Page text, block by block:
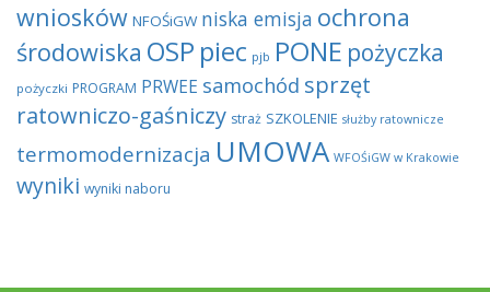
wniosków NFOŚiGW niska emisja ochrona
środowiska OSP piec pjb PONE pożyczka
pożyczki PROGRAM PRWEE samochód sprzęt
ratowniczo-gaśniczy straż SZKOLENIE służby ratownicze
termomodernizacja UMOWA WFOŚiGW w Krakowie
wyniki wyniki naboru